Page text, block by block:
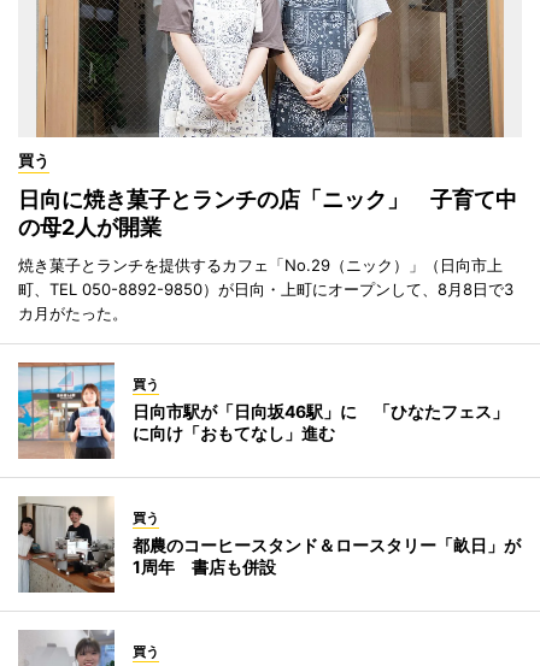
買う
日向に焼き菓子とランチの店「ニック」 子育て中
の母2人が開業
焼き菓子とランチを提供するカフェ「No.29（ニック）」（日向市上
町、TEL 050-8892-9850）が日向・上町にオープンして、8月8日で3
カ月がたった。
買う
日向市駅が「日向坂46駅」に 「ひなたフェス」
に向け「おもてなし」進む
買う
都農のコーヒースタンド＆ロースタリー「畝日」が
1周年 書店も併設
買う